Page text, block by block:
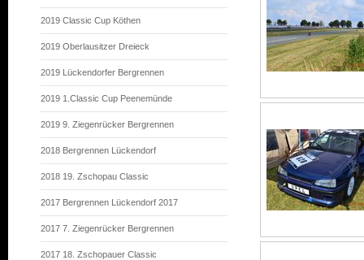
2019 Classic Cup Köthen
2019 Oberlausitzer Dreieck
2019 Lückendorfer Bergrennen
2019 1.Classic Cup Peenemünde
2019 9. Ziegenrücker Bergrennen
2018 Bergrennen Lückendorf
2018 19. Zschopau Classic
2017 Bergrennen Lückendorf 2017
2017 7. Ziegenrücker Bergrennen
2017 18. Zschopauer Classic